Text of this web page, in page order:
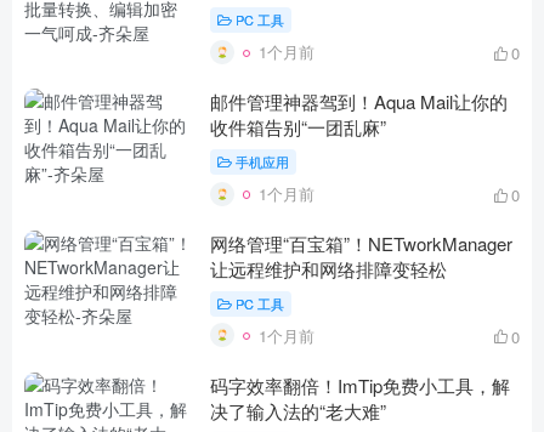
PC 工具
1个月前 0
邮件管理神器驾到！Aqua Mail让你的
收件箱告别“一团乱麻”
手机应用
1个月前 0
网络管理“百宝箱”！NETworkManager
让远程维护和网络排障变轻松
PC 工具
1个月前 0
码字效率翻倍！ImTip免费小工具，解
决了输入法的“老大难”